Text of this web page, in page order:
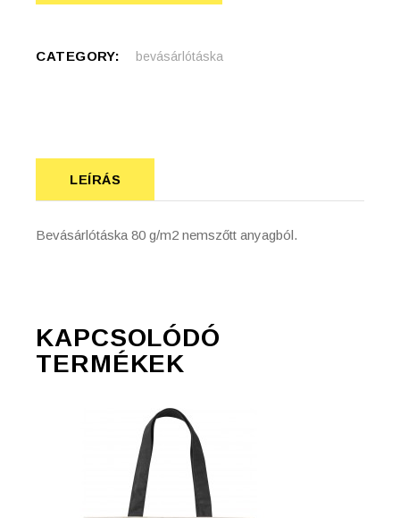
CATEGORY: bevásárlótáska
LEÍRÁS
Bevásárlótáska 80 g/m2 nemszőtt anyagból.
KAPCSOLÓDÓ
TERMÉKEK